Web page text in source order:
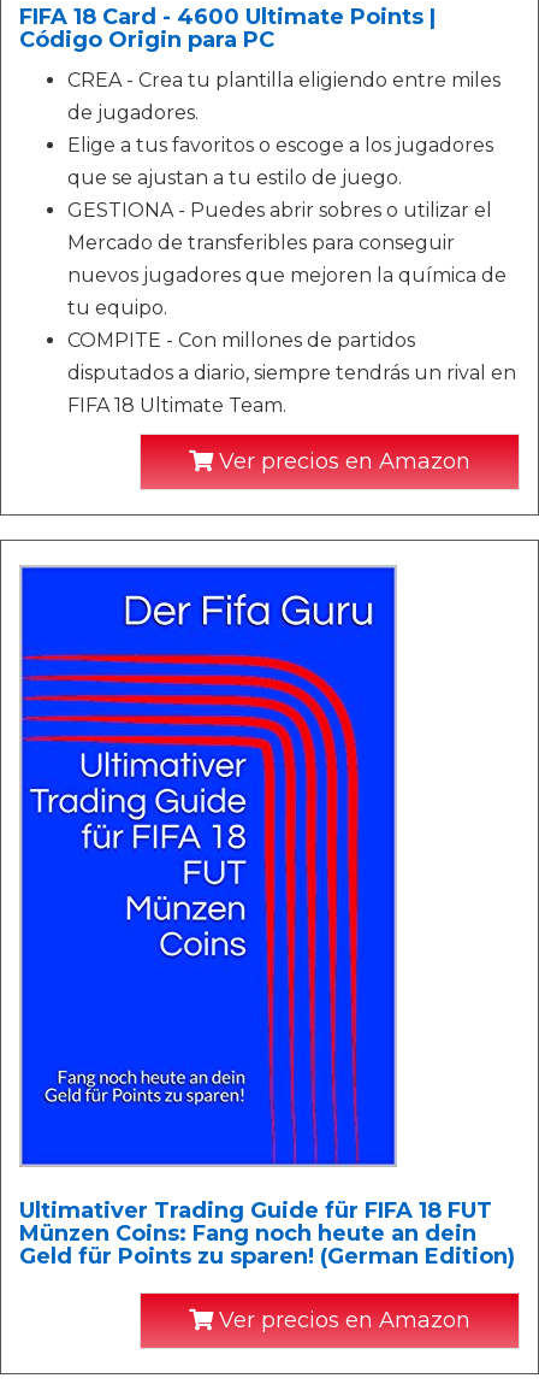
FIFA 18 Card - 4600 Ultimate Points |
Código Origin para PC
CREA - Crea tu plantilla eligiendo entre miles
de jugadores.
Elige a tus favoritos o escoge a los jugadores
que se ajustan a tu estilo de juego.
GESTIONA - Puedes abrir sobres o utilizar el
Mercado de transferibles para conseguir
nuevos jugadores que mejoren la química de
tu equipo.
COMPITE - Con millones de partidos
disputados a diario, siempre tendrás un rival en
FIFA 18 Ultimate Team.
Ver precios en Amazon
Ultimativer Trading Guide für FIFA 18 FUT
Münzen Coins: Fang noch heute an dein
Geld für Points zu sparen! (German Edition)
Ver precios en Amazon